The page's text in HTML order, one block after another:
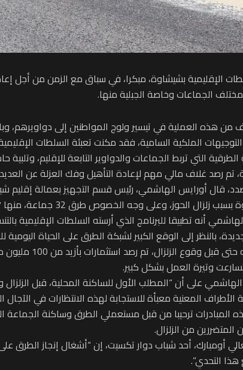
الجماعات وخاصة الجبلية منها.
من هذه العملية في تيسير ولوج المواطنين إلى دواويرهم،
الملكية السامية، فقد مكنت تعبئة السلطات
الطرقية التي تربط الجماعات والدواوير التابعة للإقليم،
تم رصد غلاف مالي مهم لإعادة التأهيل وفك العزلة عن العديد من
قال أورايس الهاشمي، رئيس قسم التجهيز بعمالة إقليم
زلزال الحوز، وعلى وجه الخصوص طرق 32 جماعة، منها 7 جبلية”.
أنه تطبيقا للبرنامج الذي أرسته السلطات الإقليمية
بالنظر إلى الوقع الكبير لشبكة الطرق على الحياة اليومية
وأشار إلى
على أن “المطلب الأول للساكنة المحلية، قبل الزلزال
الأطراف المعنية معبأة للاستجابة لهذه الانتظارات في الآجال
المبادرات ترحيبا من قبل مستعملي الطرق وساكنة الجماعة
المتضررين من الزلزال.
أومبارك، أحد شباب دوار تكسيت، إن “أشغال إنجاز
هذا التحدي”.